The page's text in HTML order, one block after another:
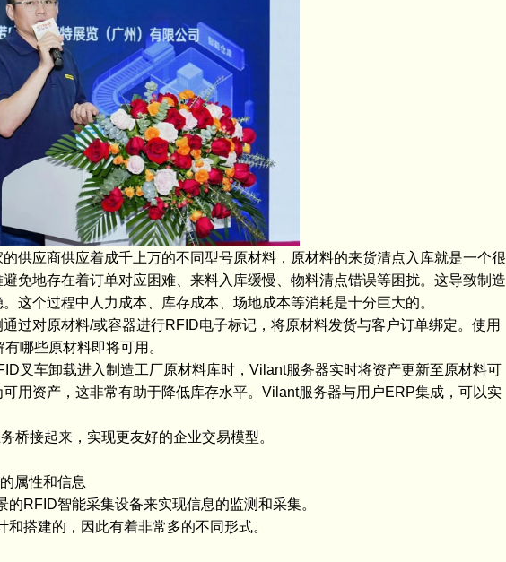
应商供应着成千上万的不同型号原材料，原材料的来货清点入库就是一个很
免地存在着订单对应困难、来料入库缓慢、物料清点错误等困扰。这导致制造
这个过程中人力成本、库存成本、场地成本等消耗是十分巨大的。
对原材料/或容器进行RFID电子标记，将原材料发货与客户订单绑定。使用
哪些原材料即将可用。
车卸载进入制造工厂原材料库时，Vilant服务器实时将资产更新至原材料可
用资产，这非常有助于降低库存水平。Vilant服务器与用户ERP集成，可以实
接起来，实现更友好的企业交易模型。
属性和信息
RFID智能采集设备来实现信息的监测和采集。
搭建的，因此有着非常多的不同形式。